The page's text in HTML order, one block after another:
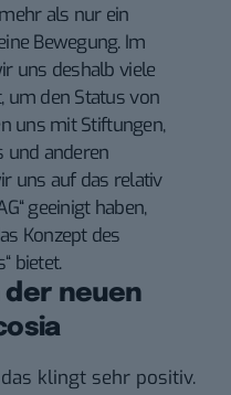
als nur ein
Bewegung. Im
uns deshalb viele
um den Status von
uns mit Stiftungen,
und anderen
uns auf das relativ
geeinigt haben,
Konzept des
bietet.
der neuen
klingt sehr positiv.